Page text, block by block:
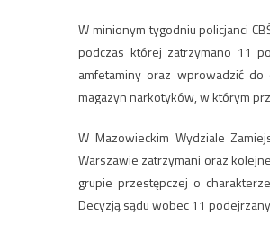
W minionym tygodniu policjanci
podczas której zatrzymano 11
amfetaminy oraz wprowadzić
magazyn narkotyków, w którym
W Mazowieckim Wydziale
Warszawie zatrzymani oraz
grupie przestępczej o
Decyzją sądu wobec 11